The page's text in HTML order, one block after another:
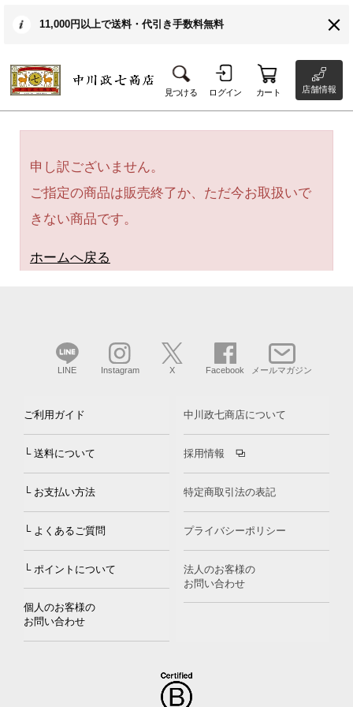
11,000円以上で送料・代引き手数料無料
見つける ログイン カート 店舗情報
申し訳ございません。
ご指定の商品は販売終了か、ただ今お取扱いで
きない商品です。
ホームへ戻る
LINE Instagram X Facebook メールマガジン
ご利用ガイド
└ 送料について
└ お支払い方法
└ よくあるご質問
└ ポイントについて
個人のお客様の
お問い合わせ
中川政七商店について
採用情報
特定商取引法の表記
プライバシーポリシー
法人のお客様の
お問い合わせ